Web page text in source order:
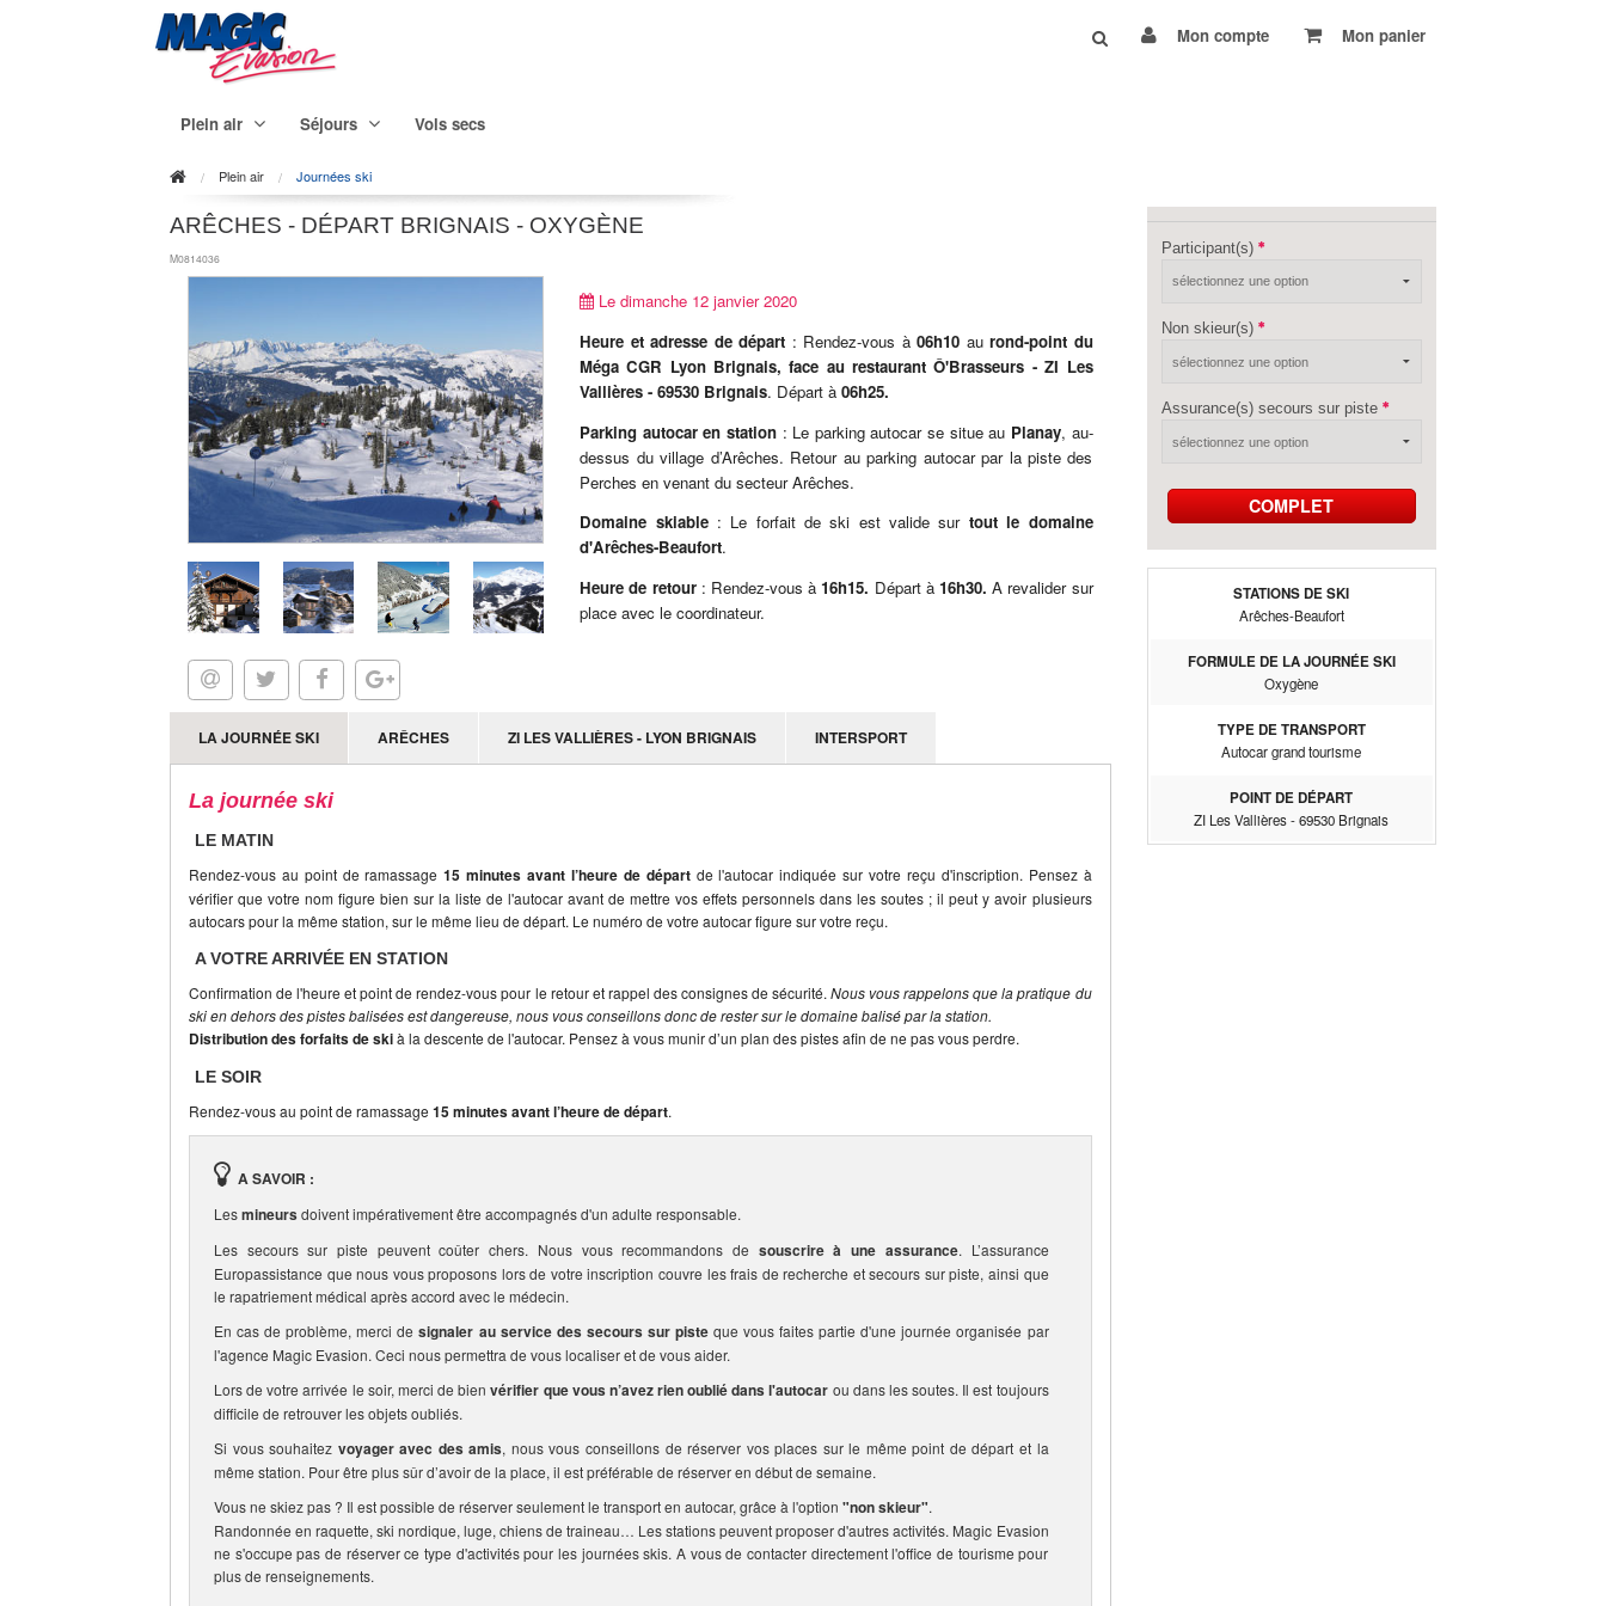
Mon compte Mon panier
Plein air Séjours Vols secs
Plein air Journées ski
ARÊCHES - DÉPART BRIGNAIS - OXYGÈNE
M0814036
Le dimanche 12 janvier 2020
Heure et adresse de départ : Rendez-vous à06h10 aurond-point du
Méga CGR Lyon Brignais, face au restaurant Ô'Brasseurs - ZI Les
Vallières - 69530 Brignais. Départ à06h25.
Parking autocar en station : Le parking autocar se situe au Planay, au-
dessus du village d’Arêches. Retour au parking autocar par la piste des
Perches en venant du secteur Arêches.
Domaine skiable: Le forfait de ski est valide sur tout le domaine
d'Arêches-Beaufort.
Heure de retour : Rendez-vous à16h15. Départ à 16h30. A revalider sur
place avec le coordinateur.
LA JOURNÉE SKI ARÊCHES ZI LES VALLIÈRES - LYON BRIGNAIS INTERSPORT
La journée ski
LE MATIN
Rendez-vous au point de ramassage15 minutes avant l’heure de départde l'autocar indiquée sur votre reçu d'inscription. Pensez à
vérifier que votre nom figure bien sur la liste de l'autocar avant de mettre vos effets personnels dans les soutes ; il peut y avoir plusieurs
autocars pour la même station, sur le même lieu de départ. Le numéro de votre autocar figure sur votre reçu.
A VOTRE ARRIVÉE EN STATION
Confirmation de l'heure et point de rendez-vous pour le retour et rappel des consignes de sécurité.Nous vous rappelons que la pratique du
ski en dehors des pistes balisées est dangereuse, nous vous conseillons donc de rester sur le domaine balisé par la station.
Distribution des forfaits de skià la descente de l'autocar. Pensez à vous munir d’un plan des pistes afin de ne pas vous perdre.
LE SOIR
Rendez-vous au point de ramassage 15 minutes avant l’heure de départ.
A SAVOIR :
Lesmineursdoivent impérativement être accompagnés d'un adulte responsable.
Les secours sur piste peuvent coûter chers. Nous vous recommandons de souscrire à une assurance. L’assurance
Europassistance que nous vous proposons lors de votre inscription couvre les frais de recherche et secours sur piste, ainsi que
le rapatriement médical après accord avec le médecin.
En cas de problème, merci designaler au service des secours sur pisteque vous faites partie d'une journée organisée par
l'agence Magic Evasion. Ceci nous permettra de vous localiser et de vous aider.
Lors de votre arrivée le soir, merci de bienvérifier que vous n’avez rien oublié dans l'autocar ou dans les soutes. Il est toujours
difficile de retrouver les objets oubliés.
Si vous souhaitez voyager avec des amis, nous vous conseillons de réserver vos places sur le même point de départ et la
même station. Pour être plus sûr d’avoir de la place, il est préférable de réserver en début de semaine.
Vous ne skiez pas ? Il est possible de réserver seulement le transport en autocar, grâce à l'option "non skieur".
Randonnée en raquette, ski nordique, luge, chiens de traineau… Les stations peuvent proposer d'autres activités. Magic Evasion
ne s'occupe pas de réserver ce type d'activités pour les journées skis. A vous de contacter directement l'office de tourisme pour
plus de renseignements.
Participant(s)
Non skieur(s)
Assurance(s) secours sur piste
COMPLET
STATIONS DE SKI
Arêches-Beaufort
FORMULE DE LA JOURNÉE SKI
Oxygène
TYPE DE TRANSPORT
Autocar grand tourisme
POINT DE DÉPART
ZI Les Vallières - 69530 Brignais